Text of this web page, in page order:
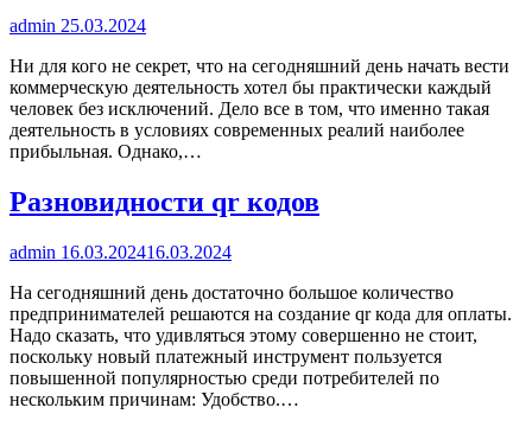
admin 25.03.2024
Ни для кого не секрет, что на сегодняшний день начать вести
коммерческую деятельность хотел бы практически каждый
человек без исключений. Дело все в том, что именно такая
деятельность в условиях современных реалий наиболее
прибыльная. Однако,…
Разновидности qr кодов
admin 16.03.202416.03.2024
На сегодняшний день достаточно большое количество
предпринимателей решаются на создание qr кода для оплаты.
Надо сказать, что удивляться этому совершенно не стоит,
поскольку новый платежный инструмент пользуется
повышенной популярностью среди потребителей по
нескольким причинам: Удобство.…